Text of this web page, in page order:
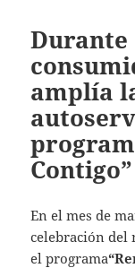
Durante
amplía
Contigo”
En el mes de
celebración del
el programa